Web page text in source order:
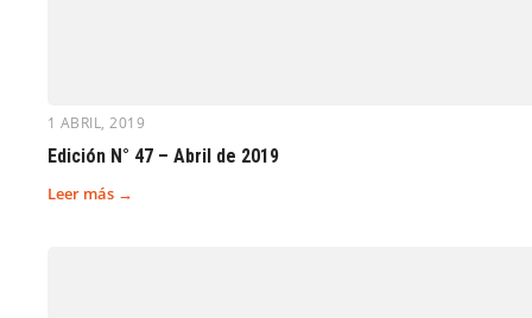
1 ABRIL, 2019
Edición N° 47 – Abril de 2019
Leer más →